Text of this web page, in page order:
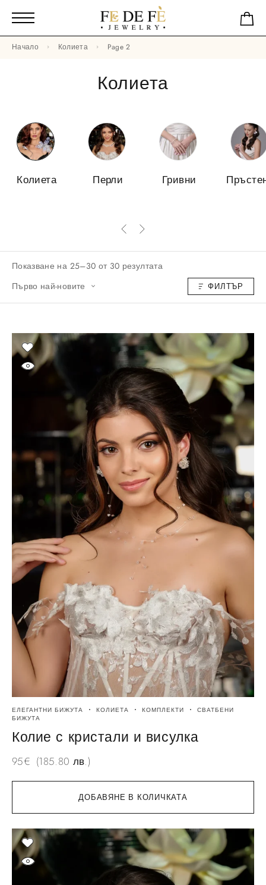
Начало Колиета Page 2
Колиета
Колиета Перли Гривни
Показване на 25–30 от 30 резултата
Първо най-новите
ФИЛТЪР
ДОБАВЯНЕ В КОЛИЧКАТА
ЕЛЕГАНТНИ БИЖУТА КОЛИЕТА КОМПЛЕКТИ
СВАТБЕНИ
БИЖУТА
Колие с кристали и висулка
95€ (185.80 лв.)